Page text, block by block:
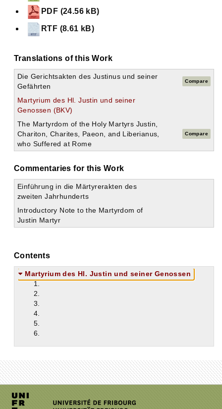
PDF (24.56 kB)
RTF (8.61 kB)
Translations of this Work
Die Gerichtsakten des Justinus und seiner
Gefährten
Compare
Martyrium des Hl. Justin und seiner
Genossen (BKV)
The Martyrdom of the Holy Martyrs Justin,
Chariton, Charites, Paeon, and Liberianus,
who Suffered at Rome
Compare
Commentaries for this Work
Einführung in die Märtyrerakten des
zweiten Jahrhunderts
Introductory Note to the Martyrdom of
Justin Martyr
Contents
Martyrium des Hl. Justin und seiner Genossen
1.
2.
3.
4.
5.
6.